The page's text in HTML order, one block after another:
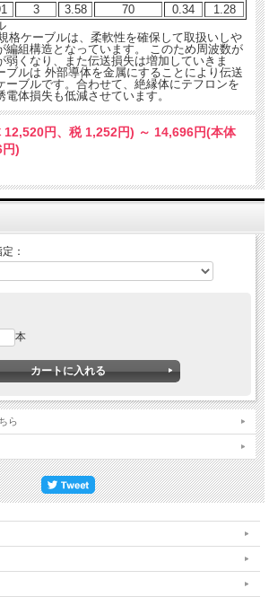
3 3.58 70 0.34
1.28
格ケーブルは、柔軟性を確保して取扱いしや
編組構造となっています。 このため周波数が
弱くなり、また伝送損失は増加していきま
ブルは 外部導体を金属にすることにより伝送
ーブルです。合わせて、絶縁体にテフロンを
体損失も低減させています。
12,520円、税 1,252円) ～ 14,696円(本体
)
：
本
ら